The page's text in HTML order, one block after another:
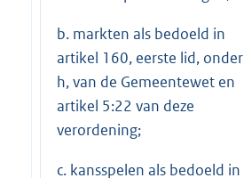
b. markten als bedoeld in
artikel 160, eerste lid, onder
h, van de Gemeentewet en
artikel 5:22 van deze
verordening;
c. kansspelen als bedoeld in